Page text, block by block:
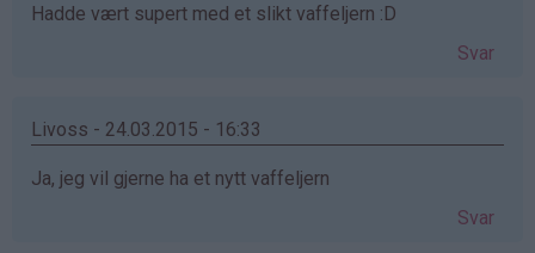
Hadde vært supert med et slikt vaffeljern :D
Svar
Livoss - 24.03.2015 - 16:33
Ja, jeg vil gjerne ha et nytt vaffeljern
Svar